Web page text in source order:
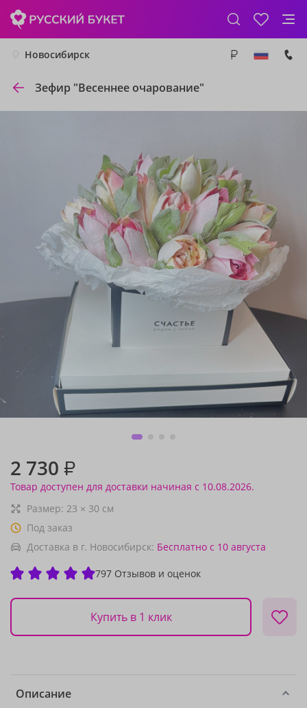
Новосибирск
Зефир "Весеннее очарование"
2 730 ₽
Товар доступен для доставки начиная с 10.08.2026.
Размер: 23 × 30 см
Под заказ
Доставка в г. Новосибирск: Бесплатно с 10 августа
797 Отзывов и оценок
Купить в 1 клик
Описание